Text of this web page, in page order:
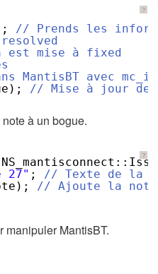
?
// Prends les
mise à fixed
MantisBT avec
// Mise à jour des
à un bogue.
?
27" ; // Texte de la
// Ajoute la note
manipuler MantisBT.